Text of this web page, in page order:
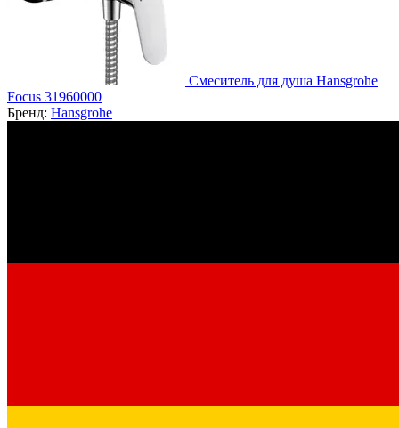
Смеситель для душа Hansgrohe
Focus 31960000
Бренд: Hansgrohe